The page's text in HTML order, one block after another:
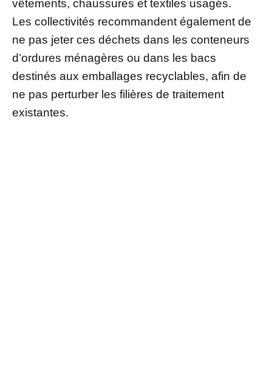
vêtements, chaussures et textiles usagés.
Les collectivités recommandent également de
ne pas jeter ces déchets dans les conteneurs
d’ordures ménagères ou dans les bacs
destinés aux emballages recyclables, afin de
ne pas perturber les filières de traitement
existantes.